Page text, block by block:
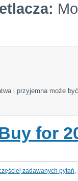
i przyjemna może być
for
zadawanych pytań,